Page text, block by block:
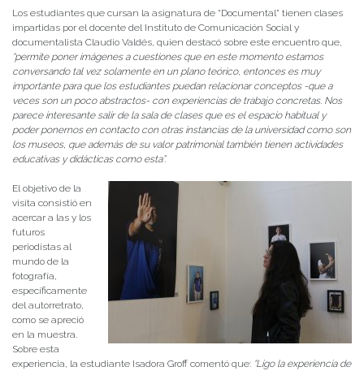
Los estudiantes que cursan la asignatura de “Documental” tienen clases
impartidas por el docente del Instituto de Comunicación Social y
documentalista Claudio Valdés, quien destacó sobre este encuentro que,
“permite poner imágenes a cuestiones que en este momento estamos
conversando tal vez solamente en un plano teórico, entonces es muy
importante para que los estudiantes puedan relacionar conceptos -que a
veces son un poco abstractos- con experiencias de trabajo concretas. Nos
parece interesante salir de la sala de clases que es el espacio habitual y
poder ponernos en contacto con otras instancias de la universidad como son
los museos, que además de su valor patrimonial también tienen actividades
educativas y didácticas como esta”.
El objetivo de la
visita consistió en
acercar a las y los
futuros
periodistas al
mundo de la
fotografía,
específicamente
del autorretrato,
como se apreció
en la muestra.
Sobre esta
experiencia, la estudiante Isadora Groff comentó que: “Ligo la experiencia de